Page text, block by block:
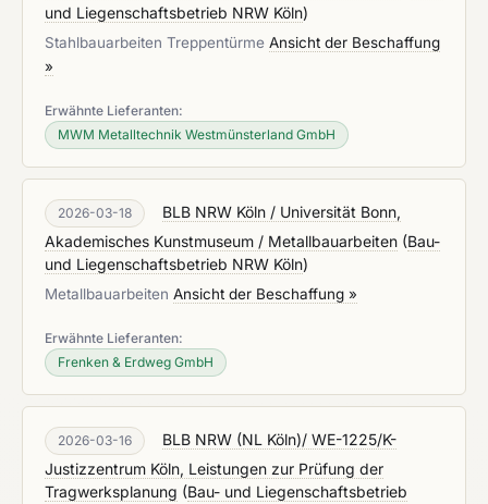
und Liegenschaftsbetrieb NRW Köln)
Stahlbauarbeiten Treppentürme Ansicht der Beschaffung
»
Erwähnte Lieferanten:
MWM Metalltechnik Westmünsterland GmbH
2026-03-18
BLB NRW Köln / Universität Bonn,
Akademisches Kunstmuseum / Metallbauarbeiten (Bau-
und Liegenschaftsbetrieb NRW Köln)
Metallbauarbeiten Ansicht der Beschaffung »
Erwähnte Lieferanten:
Frenken & Erdweg GmbH
2026-03-16
BLB NRW (NL Köln)/ WE-1225/K-
Justizzentrum Köln, Leistungen zur Prüfung der
Tragwerksplanung (Bau- und Liegenschaftsbetrieb